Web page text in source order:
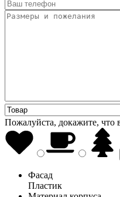
Пожалуйста, докажите, что
Фасад
Пластик